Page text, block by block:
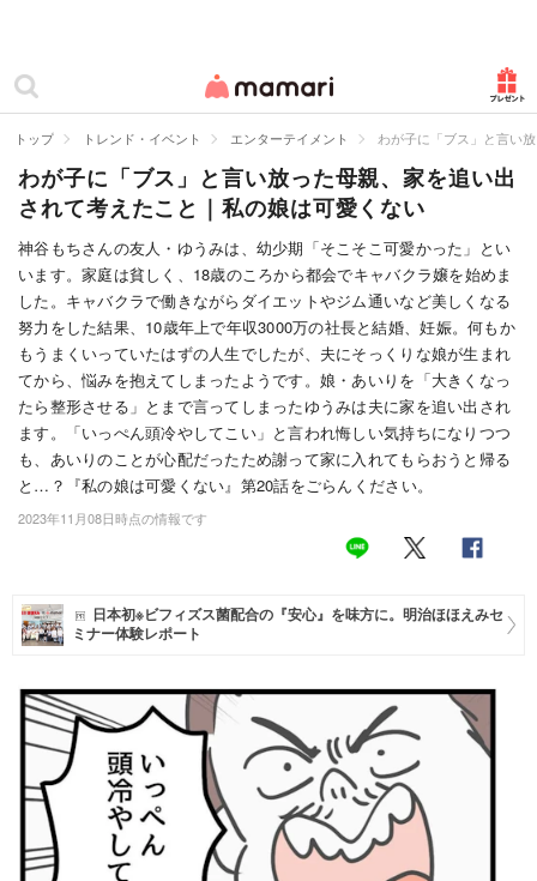
ママリ
カテゴリー一覧
妊娠
出産
赤ちゃん・育児
子育て・家族
病院
美容・ファッション
お仕事
住まい
トレンド・イベント
トップ トレンド・イベント エンターテイメント わが子に「ブス」と言い
わが子に「ブス」と言い放った母親、家を追い出
されて考えたこと｜私の娘は可愛くない
神谷もちさんの友人・ゆうみは、幼少期「そこそこ可愛かった」とい
います。家庭は貧しく、18歳のころから都会でキャバクラ嬢を始めま
した。キャバクラで働きながらダイエットやジム通いなど美しくなる
努力をした結果、10歳年上で年収3000万の社長と結婚、妊娠。何もか
もうまくいっていたはずの人生でしたが、夫にそっくりな娘が生まれ
てから、悩みを抱えてしまったようです。娘・あいりを「大きくなっ
たら整形させる」とまで言ってしまったゆうみは夫に家を追い出され
ます。「いっぺん頭冷やしてこい」と言われ悔しい気持ちになりつつ
も、あいりのことが心配だったため謝って家に入れてもらおうと帰る
と…？『私の娘は可愛くない』第20話をごらんください。
2023年11月08日時点の情報です
日本初※ビフィズス菌配合の『安心』を味方に。明治ほほえみセ
ミナー体験レポート